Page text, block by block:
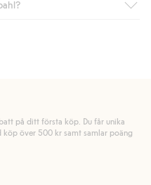
alltid gratis frakt till butik
som medlem.
andra betalningssätt.
på ditt första köp. Du får unika
över 500 kr samt samlar poäng